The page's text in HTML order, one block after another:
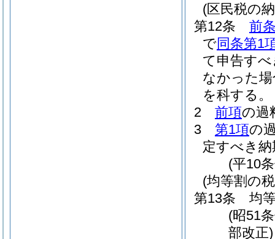
(区民税の
第12条
前
で同条第1
て申告す
なかった
を科する。
2
前項の過
3
第1項の
定すべき
(平10
(均等割の
第13条
均
(昭51
部改正)